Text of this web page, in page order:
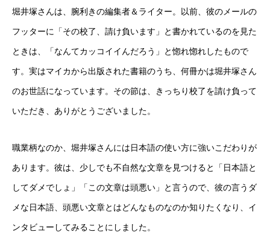
堀井塚さんは、腕利きの編集者＆ライター。以前、彼のメールの
フッターに「その校了、請け負います」と書かれているのを見た
ときは、「なんてカッコイイんだろう」と惚れ惚れしたもので
す。実はマイカから出版された書籍のうち、何冊かは堀井塚さん
のお世話になっています。その節は、きっちり校了を請け負って
いただき、ありがとうございました。
職業柄なのか、堀井塚さんには日本語の使い方に強いこだわりが
あります。彼は、少しでも不自然な文章を見つけると「日本語と
してダメでしょ」「この文章は頭悪い」と言うので、彼の言うダ
メな日本語、頭悪い文章とはどんなものなのか知りたくなり、イ
ンタビューしてみることにしました。